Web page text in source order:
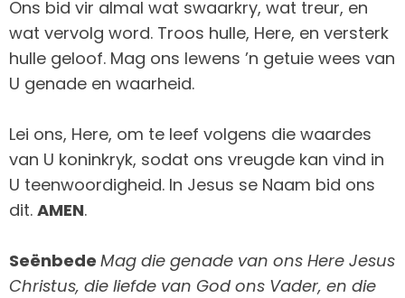
Ons bid vir almal wat swaarkry, wat treur, en
wat vervolg word. Troos hulle, Here, en versterk
hulle geloof. Mag ons lewens ’n getuie wees van
U genade en waarheid.
Lei ons, Here, om te leef volgens die waardes
van U koninkryk, sodat ons vreugde kan vind in
U teenwoordigheid. In Jesus se Naam bid ons
dit. AMEN.
Seënbede Mag die genade van ons Here Jesus
Christus, die liefde van God ons Vader, en die